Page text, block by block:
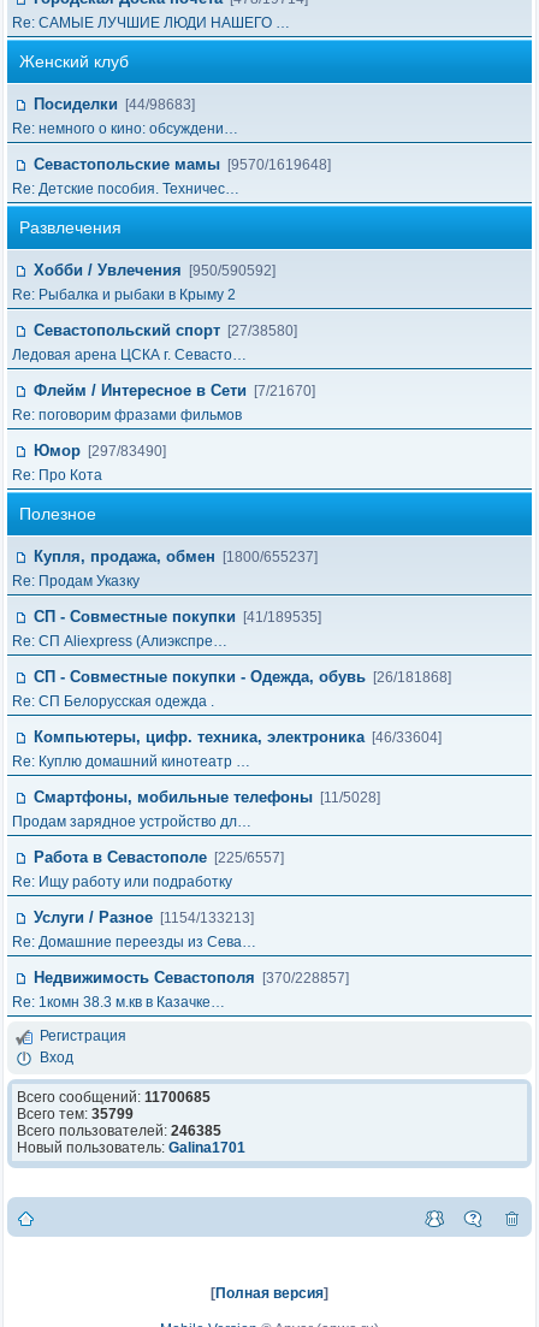
Re: САМЫЕ ЛУЧШИЕ ЛЮДИ НАШЕГО …
Женский клуб
Посиделки
[44/98683]
Re: немного о кино: обсуждени…
Севастопольские мамы [9570/1619648]
Re: Детские пособия. Техничес…
Развлечения
Хобби / Увлечения
[950/590592]
Re: Рыбалка и рыбаки в Крыму 2
Севастопольский спорт [27/38580]
Ледовая арена ЦСКА г. Севасто…
Флейм / Интересное в Cети
[7/21670]
Re: поговорим фразами фильмов
Юмор [297/83490]
Re: Про Кота
Полезное
Купля, продажа, обмен
[1800/655237]
Re: Продам Указку
СП - Совместные покупки
[41/189535]
Re: СП Aliexpress (Алиэкспре…
СП - Совместные покупки - Одежда, обувь [26/181868]
Re: СП Белорусская одежда .
Компьютеры, цифр. техника, электроника [46/33604]
Re: Куплю домашний кинотеатр …
Смартфоны, мобильные телефоны [11/5028]
Продам зарядное устройство дл…
Работа в Севастополе [225/6557]
Re: Ищу работу или подработку
Услуги / Разное [1154/133213]
Re: Домашние переезды из Сева…
Недвижимость Севастополя
[370/228857]
Re: 1комн 38.3 м.кв в Казачке…
Регистрация
Вход
Всего сообщений: 11700685
Всего тем: 35799
Всего пользователей: 246385
Новый пользователь: Galina1701
[Полная версия]